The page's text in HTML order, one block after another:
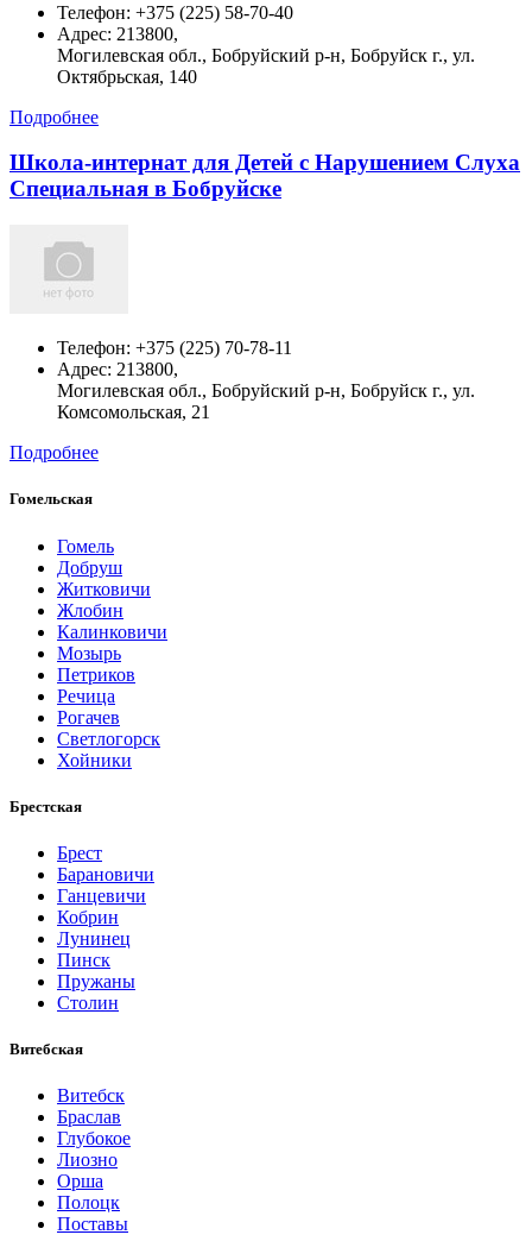
Телефон: +375 (225) 58-70-40
Адрес: 213800,
Могилевская обл., Бобруйский р-н, Бобруйск г., ул.
Октябрьская, 140
Подробнее
Школа-интернат для Детей с Нарушением Слуха
Специальная в Бобруйске
Телефон: +375 (225) 70-78-11
Адрес: 213800,
Могилевская обл., Бобруйский р-н, Бобруйск г., ул.
Комсомольская, 21
Подробнее
Гомельская
Гомель
Добруш
Житковичи
Жлобин
Калинковичи
Мозырь
Петриков
Речица
Рогачев
Светлогорск
Хойники
Брестская
Брест
Барановичи
Ганцевичи
Кобрин
Лунинец
Пинск
Пружаны
Столин
Витебская
Витебск
Браслав
Глубокое
Лиозно
Орша
Полоцк
Поставы